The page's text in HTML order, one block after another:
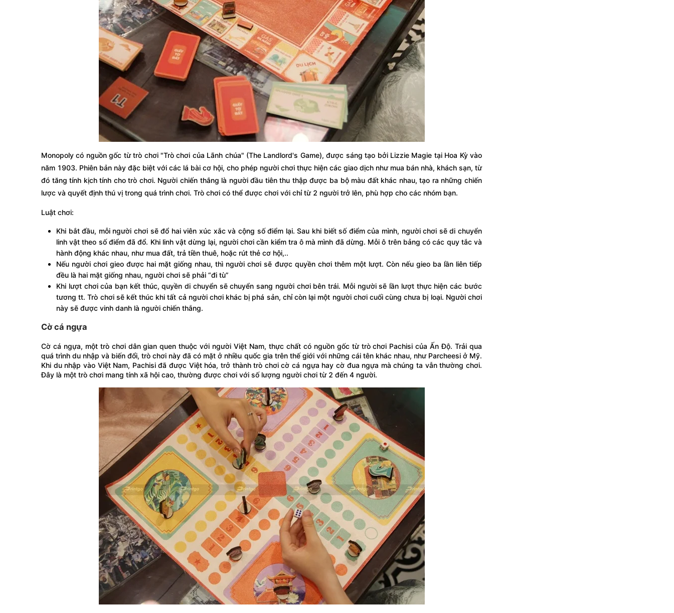
Monopoly có nguồn gốc từ trò chơi "Trò chơi của Lãnh chúa" (The Landlord's Game), được sáng tạo bởi Lizzie Magie tại Hoa Kỳ vào
năm 1903. Phiên bản này đặc biệt với các lá bài cơ hội, cho phép người chơi thực hiện các giao dịch như mua bán nhà, khách sạn, từ
đó tăng tính kịch tính cho trò chơi. Người chiến thắng là người đầu tiên thu thập được ba bộ màu đất khác nhau, tạo ra những chiến
lược và quyết định thú vị trong quá trình chơi. Trò chơi có thể được chơi với chỉ từ 2 người trở lên, phù hợp cho các nhóm bạn.
Luật chơi:
Khi bắt đầu, mỗi người chơi sẽ đổ hai viên xúc xắc và cộng số điểm lại. Sau khi biết số điểm của mình, người chơi sẽ di chuyển
linh vật theo số điểm đã đổ. Khi linh vật dừng lại, người chơi cần kiểm tra ô mà mình đã dừng. Mỗi ô trên bảng có các quy tắc và
hành động khác nhau, như mua đất, trả tiền thuê, hoặc rút thẻ cơ hội,..
Nếu người chơi gieo được hai mặt giống nhau, thì người chơi sẽ được quyền chơi thêm một lượt. Còn nếu gieo ba lần liên tiếp
đều là hai mặt giống nhau, người chơi sẽ phải “đi tù”
Khi lượt chơi của bạn kết thúc, quyền di chuyển sẽ chuyển sang người chơi bên trái. Mỗi người sẽ lần lượt thực hiện các bước
tương tt. Trò chơi sẽ kết thúc khi tất cả người chơi khác bị phá sản, chỉ còn lại một người chơi cuối cùng chưa bị loại. Người chơi
này sẽ được vinh danh là người chiến thắng.
Cờ cá ngựa
Cờ cá ngựa, một trò chơi dân gian quen thuộc với người Việt Nam, thực chất có nguồn gốc từ trò chơi Pachisi của Ấn Độ. Trải qua
quá trình du nhập và biến đổi, trò chơi này đã có mặt ở nhiều quốc gia trên thế giới với những cái tên khác nhau, như Parcheesi ở Mỹ.
Khi du nhập vào Việt Nam, Pachisi đã được Việt hóa, trở thành trò chơi cờ cá ngựa hay cờ đua ngựa mà chúng ta vẫn thường chơi.
Đây là một trò chơi mang tính xã hội cao, thường được chơi với số lượng người chơi từ 2 đến 4 người.